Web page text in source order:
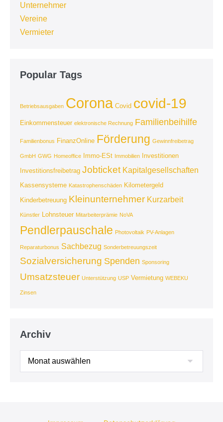
Unternehmer
Vereine
Vermieter
Popular Tags
Betriebsausgaben Corona Covid covid-19
Einkommensteuer elektronische Rechnung Familienbeihilfe
Familienbonus FinanzOnline Förderung Gewinnfreibetrag
GmbH GWG Homeoffice Immo-ESt Immobilien
Investitionen
Investitionsfreibetrag Jobticket Kapitalgesellschaften
Kassensysteme Katastrophenschäden Kilometergeld
Kinderbetreuung Kleinunternehmer Kurzarbeit
Künstler Lohnsteuer Mitarbeiterprämie NoVA
Pendlerpauschale Photovoltaik PV-Anlagen
Reparaturbonus Sachbezug Sonderbetreuungszeit
Sozialversicherung Spenden Sponsoring
Umsatzsteuer Unterstützung USP Vermietung WEBEKU
Zinsen
Archiv
Archiv